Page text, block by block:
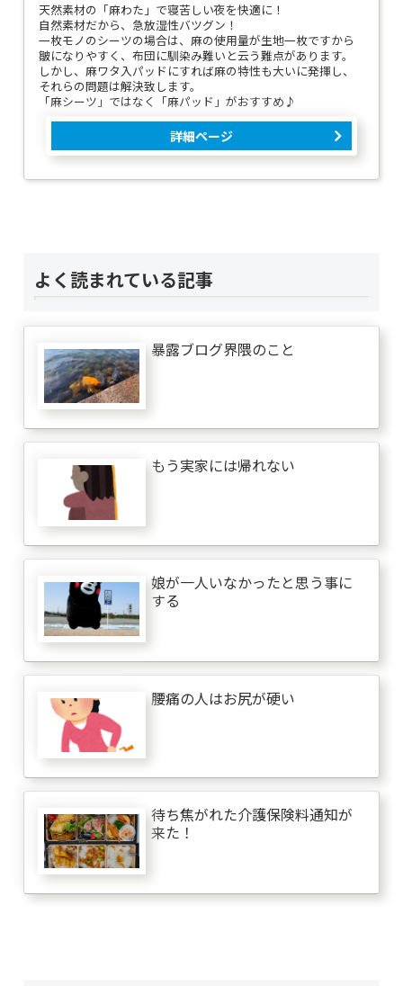
天然素材の「麻わた」で寝苦しい夜を快適に！
自然素材だから、急放湿性バツグン！
一枚モノのシーツの場合は、麻の使用量が生地一枚ですから
皺になりやすく、布団に馴染み難いと云う難点があります。
しかし、麻ワタ入パッドにすれば麻の特性も大いに発揮し、
それらの問題は解決致します。
「麻シーツ」ではなく「麻パッド」がおすすめ♪
詳細ページ
よく読まれている記事
暴露ブログ界隈のこと
もう実家には帰れない
娘が一人いなかったと思う事に
する
腰痛の人はお尻が硬い
待ち焦がれた介護保険料通知が
来た！